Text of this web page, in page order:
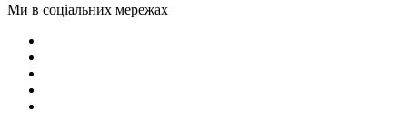
Ми в соціальних мережах